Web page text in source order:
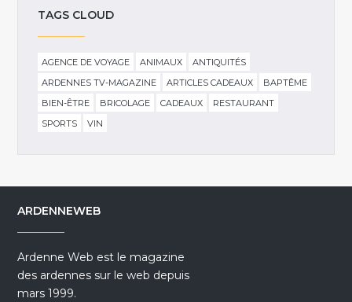
TAGS CLOUD
AGENCE DE VOYAGE ANIMAUX
ANTIQUITÉS
ARDENNES TV-MAGAZINE
ARTICLES CADEAUX
BAPTÊME
BIEN-ÊTRE
BRICOLAGE CADEAUX
RESTAURANT
SPORTS
VIN
ARDENNEWEB
Ardenne Web est le magazine
des ardennes sur le web depuis
mars 1999.